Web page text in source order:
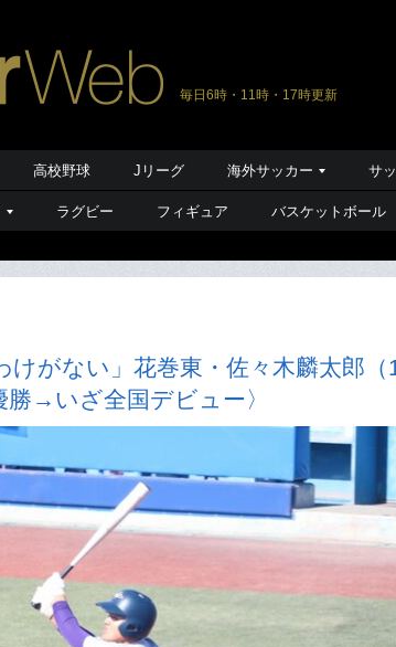
毎日6時・11時・17時更新
高校野球 Jリーグ 海外サッカー サ
ラグビー フィギュア バスケットボール
けがない」花巻東・佐々木麟太郎（
→いざ全国デビュー〉